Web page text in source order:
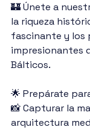
🏰 Únete a
la riqueza
fascinante y los
impresionantes
Bálticos.
🌟 Prepárate
📸 Capturar la
arquitectura